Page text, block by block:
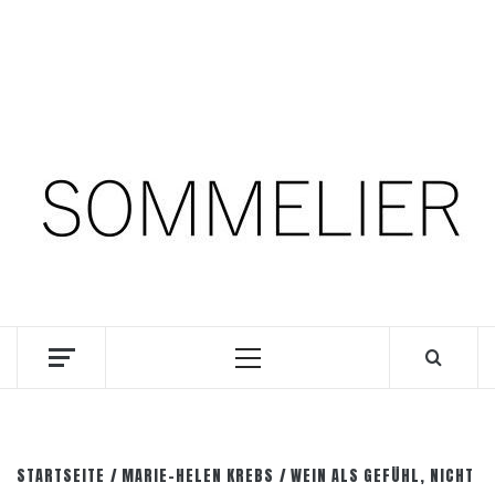
Primäres
STARTSEITE MARIE-HELEN KREBS
WEIN ALS GEFÜHL, NICHT